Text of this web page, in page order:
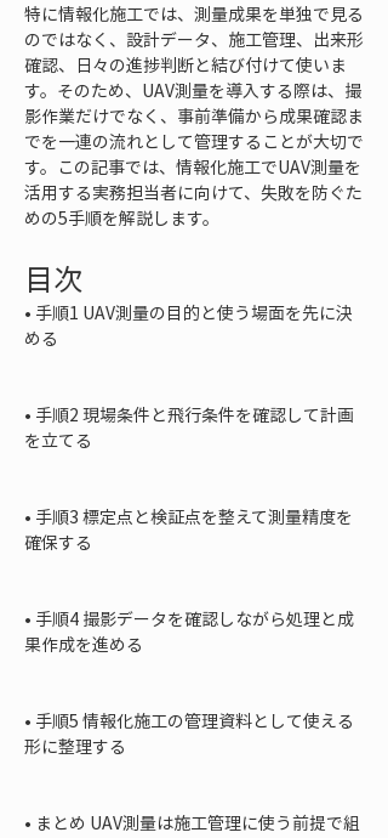
特に情報化施工では、測量成果を単独で見る
のではなく、設計データ、施工管理、出来形
確認、日々の進捗判断と結び付けて使いま
す。そのため、UAV測量を導入する際は、撮
影作業だけでなく、事前準備から成果確認ま
でを一連の流れとして管理することが大切で
す。この記事では、情報化施工でUAV測量を
活用する実務担当者に向けて、失敗を防ぐた
めの5手順を解説します。
目次
• 手順1 UAV測量の目的と使う場面を先に決
める
• 手順2 現場条件と飛行条件を確認して計画
を立てる
• 手順3 標定点と検証点を整えて測量精度を
確保する
• 手順4 撮影データを確認しながら処理と成
果作成を進める
• 手順5 情報化施工の管理資料として使える
形に整理する
• まとめ UAV測量は施工管理に使う前提で組